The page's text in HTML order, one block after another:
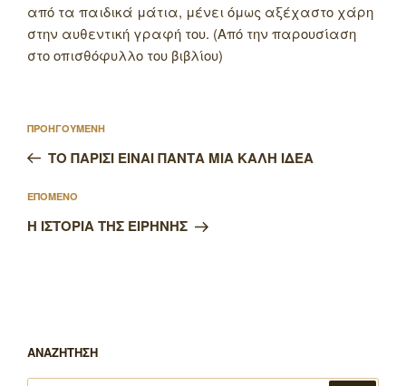
από τα παιδικά μάτια, μένει όμως αξέχαστο χάρη
στην αυθεντική γραφή του. (Από την παρουσίαση
στο οπισθόφυλλο του βιβλίου)
άρθρων
Προηγούμενο
άρθρο
ΠΡΟΗΓΟΥΜΕΝΗ
ΤΟ ΠΑΡΙΣΙ ΕΙΝΑΙ ΠΑΝΤΑ ΜΙΑ ΚΑΛΗ ΙΔΕΑ
Επόμενο
άρθρο
ΕΠΟΜΕΝΟ
Η ΙΣΤΟΡΙΑ ΤΗΣ ΕΙΡΗΝΗΣ
ΑΝΑΖΗΤΗΣΗ